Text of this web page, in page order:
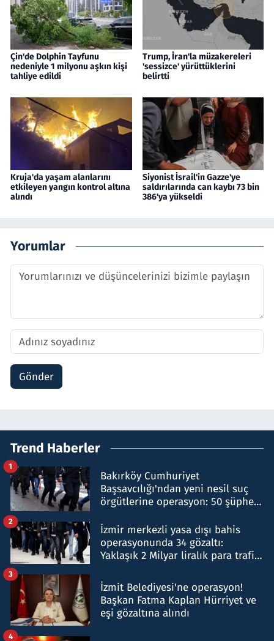
Çin'de Dolphin Tayfunu
nedeniyle 1 milyonu aşkın kişi
tahliye edildi
Trump, İran'la müzakereleri
'sessizce' yürüttüklerini
belirtti
Kruja'da yaşam alanlarını
etkileyen yangın kontrol altına
alındı
Siyonist İsrail'in Gazze'ye
saldırılarında can kaybı 73 bin
386'ya yükseldi
Yorumlar
Gönder
Trend Haberler
Bakırköy Cumhuriyet
Başsavcılığı'ndan yeni nesil suç
örgütlerine operasyon: 50 şüpheli
1
İzmir merkezli yasa dışı bahis
operasyonunda 34 gözaltı:
Yaklaşık 2 Milyar liralık para trafiği
2
İzmit Belediyesi'ne operasyon!
Başkan Fatma Kaplan Hürriyet ve
eşi gözaltına alındı
3
4